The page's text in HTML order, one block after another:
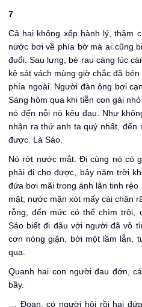
7
Cả hai không xếp hành lý, thậm
nước bơi về phía bờ mà ai cũng
đuổi. Sau lưng, bè rau càng lúc
kê sát vách mùng giờ chắc đã
phía ngoài. Người đàn ông bơi
Sáng hôm qua khi tiễn con gái
nó đến nỗi nó kêu đau. Như
nhận ra thứ anh ta quý nhất, đến
được. Là Sáo.
Nó rớt nước mắt. Đi cùng nó có
phải đi cho được, bảy năm trời
đứa bơi mãi trong ánh lân tinh
mặt, nước mặn xót mấy cái chân
rỗng, đến mức có thể chìm trôi,
Sáo biết đi đâu với người đã vô
cơn nóng giận, bởi một lầm lẫn,
qua.
Quanh hai con người đau đớn,
bầy.
… Đoạn, có người hỏi rồi hai